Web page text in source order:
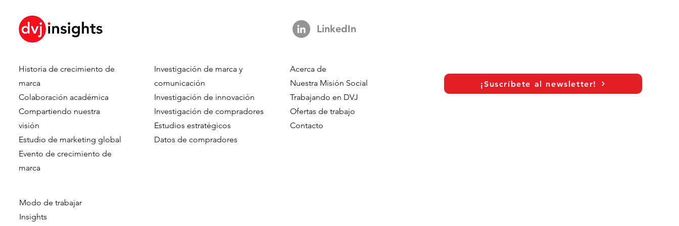
The Cost Of Thinking
The Wrong Question:
Choosing An AI Coding
Platform Is Not About The
Model
Redefining Completion in
Modern Software
Historia de crecimiento de
marca
Colaboración académica
Compartiendo nuestra
visión
Estudio de marketing global
Evento de crecimiento de
marca​​
Modo de trabajar
Insights
Investigación de marca y
comunicación
Investigación de innovación
Investigación de compradores
Estudios estratégicos
Datos de compradores
LinkedIn
Acerca de
Nuestra Misión Social
Trabajando en DVJ
Ofertas de trabajo
Contacto
¡Suscríbete al newsletter!